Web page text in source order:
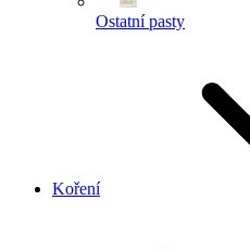
Ostatní pasty
Koření